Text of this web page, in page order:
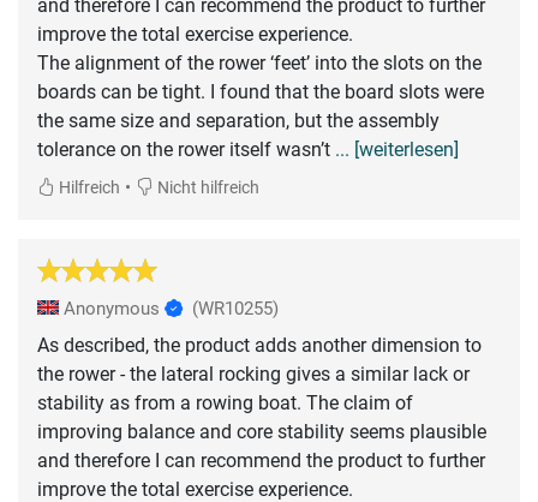
and therefore I can recommend the product to further
improve the total exercise experience.
The alignment of the rower ‘feet’ into the slots on the
boards can be tight. I found that the board slots were
the same size and separation, but the assembly
tolerance on the rower itself wasn’t ... [weiterlesen]
Hilfreich • Nicht hilfreich
Anonymous (WR10255)
As described, the product adds another dimension to
the rower - the lateral rocking gives a similar lack or
stability as from a rowing boat. The claim of
improving balance and core stability seems plausible
and therefore I can recommend the product to further
improve the total exercise experience.